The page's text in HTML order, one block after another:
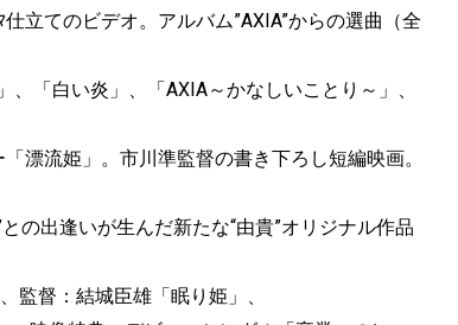
立てのビデオ。アルバム”AXIA”からの選曲（全
「白い炎」、「AXIA～かなしいことり～」、
漂流姫」。市川準監督の書き下ろし短編映画。
の出逢いが生んだ新たな“由貴”オリジナル作品
監督：結城臣雄「眠り姫」、